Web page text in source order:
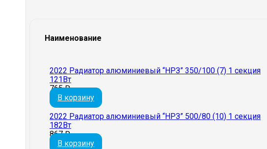
Наименование
2022 Радиатор алюминиевый “НРЗ” 350/100 (7) 1 секция
121Вт
765₽
В корзину
2022 Радиатор алюминиевый “НРЗ” 500/80 (10) 1 секция
182Вт
867₽
В корзину